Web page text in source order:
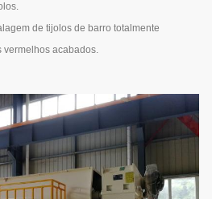
de tijolos de barro totalmente
vermelhos acabados.